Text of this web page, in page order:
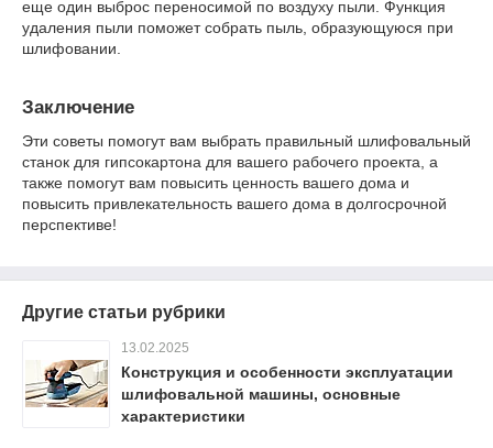
еще один выброс переносимой по воздуху пыли. Функция
удаления пыли поможет собрать пыль, образующуюся при
шлифовании.
Заключение
Эти советы помогут вам выбрать правильный шлифовальный
станок для гипсокартона для вашего рабочего проекта, а
также помогут вам повысить ценность вашего дома и
повысить привлекательность вашего дома в долгосрочной
перспективе!
Другие статьи рубрики
13.02.2025
Конструкция и особенности эксплуатации
шлифовальной машины, основные
характеристики